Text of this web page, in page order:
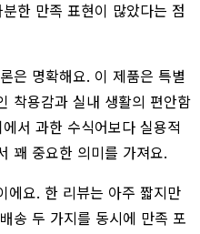
한 만족 표현이 많았다는 점
은 명확해요. 이 제품은 특별
착용감과 실내 생활의 편안함
서 과한 수식어보다 실용적
꽤 중요한 의미를 가져요.
에요. 한 리뷰는 아주 짧지만
송 두 가지를 동시에 만족 포